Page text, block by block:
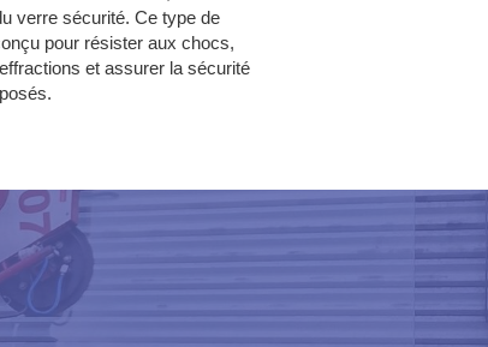
verre sécurité. Ce type de
pour résister aux chocs,
et assurer la sécurité